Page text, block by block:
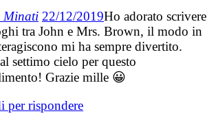
Minati 22/12/2019Ho adorato scrivere
tra John e Mrs. Brown, il modo in
mi ha sempre divertito.
settimo cielo per questo
Grazie mille 😀
per rispondere